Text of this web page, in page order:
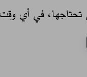
تحتاجها، في أي